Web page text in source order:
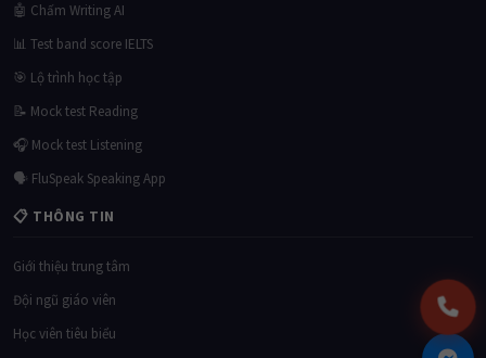
🤖 Chấm Writing AI
📊 Test band score IELTS
🎯 Lộ trình học tập
📝 Mock test Reading
🎧 Mock test Listening
🗣 FluSpeak Speaking App
📋 THÔNG TIN
Giới thiệu trung tâm
Đội ngũ giáo viên
Học viên tiêu biểu